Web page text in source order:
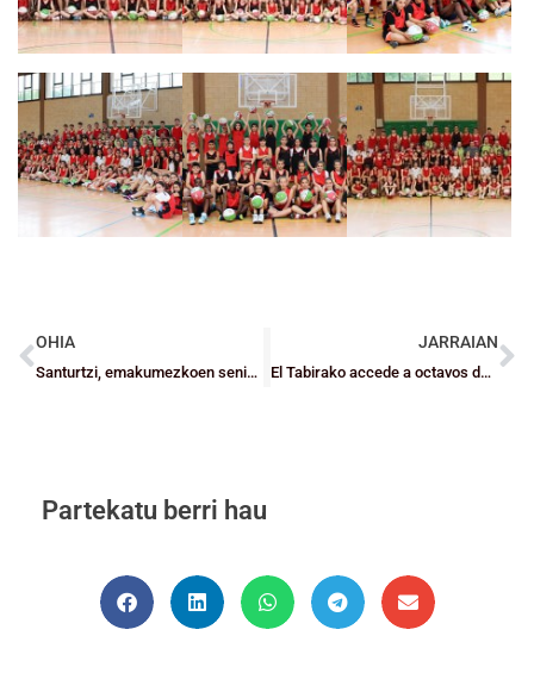
OHIA
Santurtzi, emakumezkoen senior mailako Kopako txapeldun
JARRAIAN
El Tabirako accede a octavos de final del Cto. de España
Partekatu berri hau